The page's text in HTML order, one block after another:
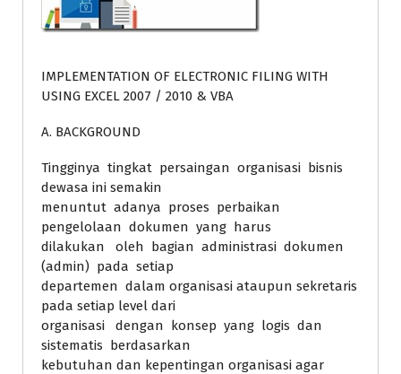
IMPLEMENTATION OF ELECTRONIC FILING WITH
USING EXCEL 2007 / 2010 & VBA
A. BACKGROUND
Tingginya tingkat persaingan organisasi bisnis
dewasa ini semakin
menuntut adanya proses perbaikan
pengelolaan dokumen yang harus
dilakukan oleh bagian administrasi dokumen
(admin) pada setiap
departemen dalam organisasi ataupun sekretaris
pada setiap level dari
organisasi dengan konsep yang logis dan
sistematis berdasarkan
kebutuhan dan kepentingan organisasi agar